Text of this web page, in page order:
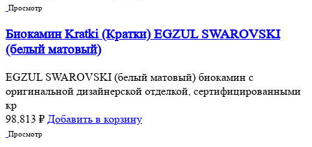
Просмотр
Биокамин Kratki (Кратки) EGZUL SWAROVSKI
(белый матовый)
EGZUL SWAROVSKI (белый матовый) биокамин с
оригинальной дизайнерской отделкой, сертифицированными
кр
98,813 ₽ Добавить в корзину
Просмотр